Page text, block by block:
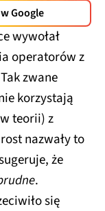
Google
wywołał
operatorów z
zwane
korzystają
teorii) z
nazwały to
że
.
się